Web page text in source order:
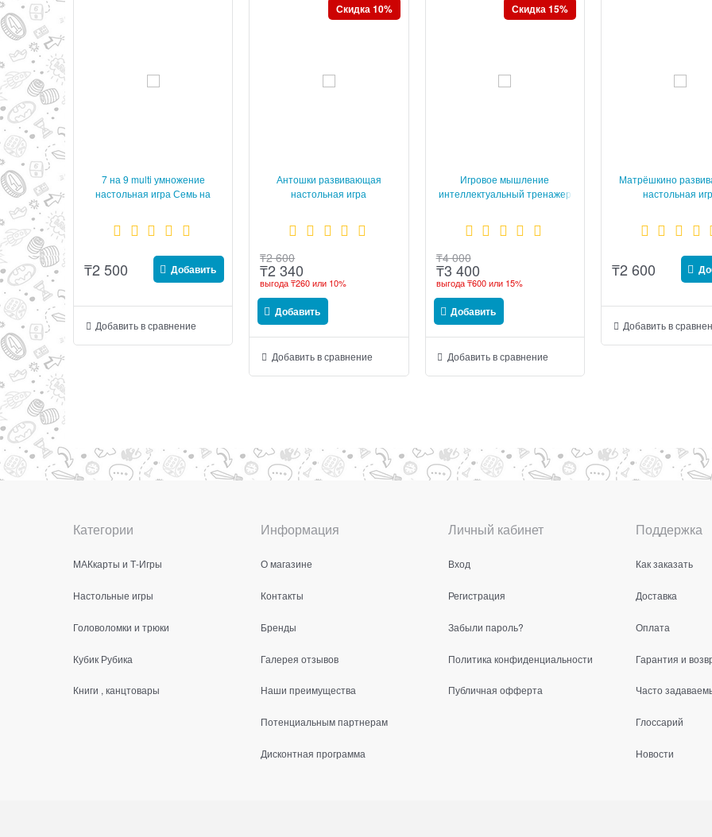
7 на 9 multi умножение
настольная игра Семь на
₸2 500 Добавить
Добавить в сравнение
Антошки развивающая
настольная игра
Скидка 10%
₸2 600
₸2 340
выгода₸260или 10%
Добавить
Добавить в сравнение
Игровое мышление
интеллектуальный тренажер
Скидка 15%
₸4 000
₸3 400
выгода₸600или 15%
Добавить
Добавить в сравнение
Матрёшкино
настольная
₸2 600
Добавить в
Категории
МАКкарты и Т-Игры
Настольные игры
Головоломки и трюки
Кубик Рубика
Книги , канцтовары
Информация
О магазине
Контакты
Бренды
Галерея отзывов
Наши преимущества
Потенциальным партнерам
Дисконтная программа
Личный кабинет
Вход
Регистрация
Забыли пароль?
Политика конфиденциальности
Публичная офферта
Поддержка
Как заказать
Доставка
Оплата
Гарантия и
Часто
Глоссарий
Новости